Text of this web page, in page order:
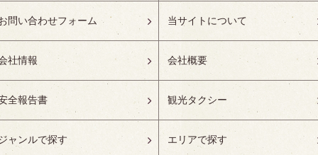
問い合わせフォーム 当サイトについて
社情報 会社概要
全報告書 観光タクシー
ャンルで探す エリアで探す